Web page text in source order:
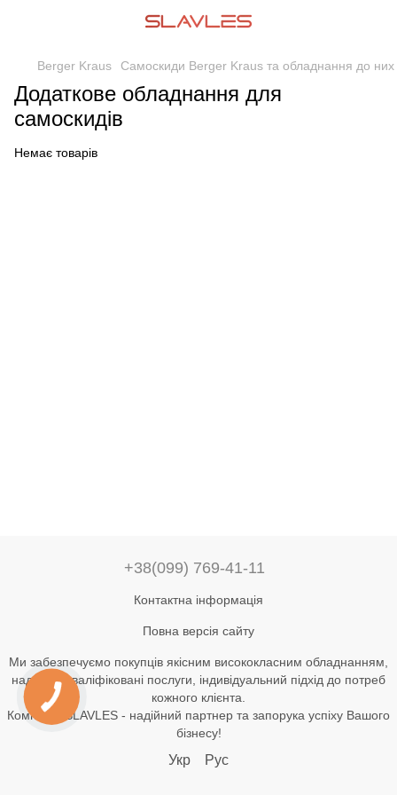
Berger Kraus Самоскиди Berger Kraus та обладнання до них
Додаткове обладнання для
самоскидів
Немає товарів
+38(099) 769-41-11
Контактна інформація
Повна версія сайту
Ми забезпечуємо покупців якісним висококласним обладнанням,
надаючи кваліфіковані послуги, індивідуальний підхід до потреб
кожного клієнта.
Компанія SLAVLES - надійний партнер та запорука успіху Вашого
бізнесу!
Укр Рус